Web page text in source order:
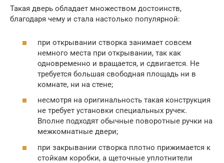
Такая дверь обладает множеством достоинств,
благодаря чему и стала настолько популярной:
при открывании створка занимает совсем
немного места при открывании, так как
одновременно и вращается, и сдвигается. Не
требуется большая свободная площадь ни в
комнате, ни на стене;
несмотря на оригинальность такая конструкция
не требует установки специальных ручек.
Вполне подходят обычные поворотные ручки на
межкомнатные двери;
при закрывании створка плотно прижимается к
стойкам коробки, а щеточные уплотнители